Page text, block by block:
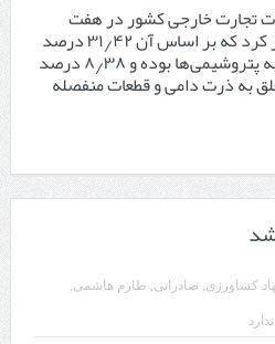
تجارت خارجی کشور در هفت
ماهه نخست امسال را منتشر کرد که بر اساس آن ۳۱٫۴۲ درصد
از ارزش کل صادرات مربوط به پتروشیمی‌ها بوده و ۸٫۳۸ درصد
به ذرت دامی و قطعات منفصله
کشاورزی, صادراتی, طارم هاشمی,